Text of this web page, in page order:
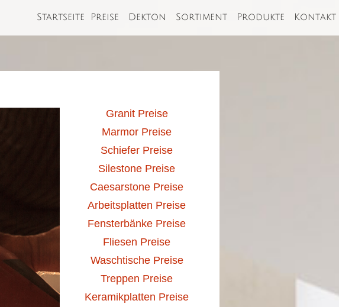
Startseite Preise Dekton Sortiment Produkte Kontakt
Granit Preise
Marmor Preise
Schiefer Preise
Silestone Preise
Caesarstone Preise
Arbeitsplatten Preise
Fensterbänke Preise
Fliesen Preise
Waschtische Preise
Treppen Preise
Keramikplatten Preise